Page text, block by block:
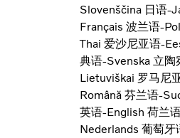
Slovenščina 日语-
Français 波兰语-
Thai 爱沙尼亚语-
典语-Svenska 立陶
Lietuviškai 罗马尼
Română 芬兰语-
英语-English 荷兰
Nederlands 葡萄牙